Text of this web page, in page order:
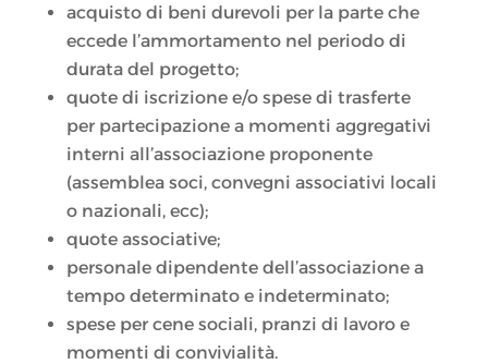
acquisto di beni durevoli per la parte che
eccede l’ammortamento nel periodo di
durata del progetto;
quote di iscrizione e/o spese di trasferte
per partecipazione a momenti aggregativi
interni all’associazione proponente
(assemblea soci, convegni associativi locali
o nazionali, ecc);
quote associative;
personale dipendente dell’associazione a
tempo determinato e indeterminato;
spese per cene sociali, pranzi di lavoro e
momenti di convivialità.